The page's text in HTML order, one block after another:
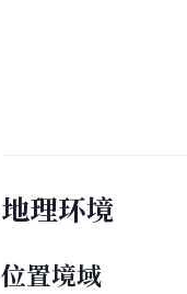
地理环境
位置境域